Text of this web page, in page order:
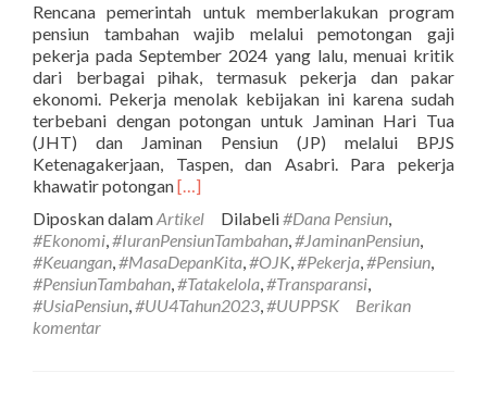
Rencana pemerintah untuk memberlakukan program
pensiun tambahan wajib melalui pemotongan gaji
pekerja pada September 2024 yang lalu, menuai kritik
dari berbagai pihak, termasuk pekerja dan pakar
ekonomi. Pekerja menolak kebijakan ini karena sudah
terbebani dengan potongan untuk Jaminan Hari Tua
(JHT) dan Jaminan Pensiun (JP) melalui BPJS
Ketenagakerjaan, Taspen, dan Asabri. Para pekerja
khawatir potonganSelengkapnya
Pensiun
Tambahan
yang
diatur
dalam
[…]
Diposkan dalamArtikel Dilabeli#Dana Pensiun,
#Ekonomi,#IuranPensiunTambahan,#JaminanPensiun,
#Keuangan,#MasaDepanKita,#OJK,#Pekerja,#Pensiun,
#PensiunTambahan,#Tatakelola,#Transparansi,
#UsiaPensiun,#UU4Tahun2023,#UUPPSK
Berikan
komentar